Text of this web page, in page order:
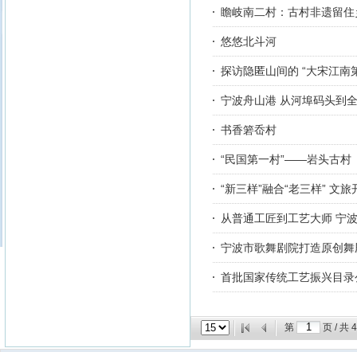
瞻岐南二村：古村非遗留住
悠悠北斗河
探访隐匿山间的 “大宋江南
宁波舟山港 从河埠码头到
书香箬岙村
“民国第一村”——岩头古村
“新三样”融合“老三样” 文旅
从普通工匠到工艺大师 宁
宁波市歌舞剧院打造原创
首批国家传统工艺振兴目
第 页 / 共 4